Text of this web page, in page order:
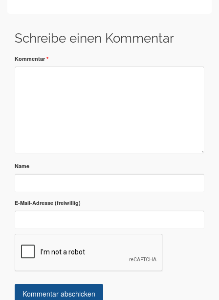
Schreibe einen Kommentar
Kommentar *
Name
E-Mail-Adresse